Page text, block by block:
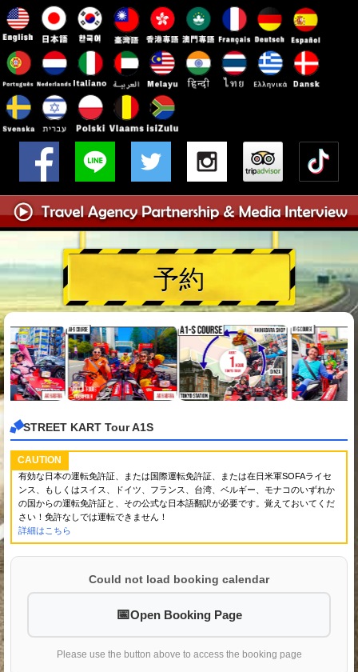
予約
STREET KART Tour A1S
CAUTION
有効な日本の運転免許証、または国際運転免許証、または在日米軍SOFAライセ
ンス、もしくはスイス、ドイツ、フランス、台湾、ベルギー、モナコのいずれか
の国からの運転免許証と、その公式な日本語翻訳が必要です。覚えておいてくだ
さい！免許なしでは運転できません！
詳細はこちら
Could not load booking calendar
Open Booking Page
Please use the button above to access the booking page